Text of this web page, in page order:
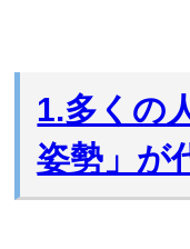
1.多くの
姿勢」が